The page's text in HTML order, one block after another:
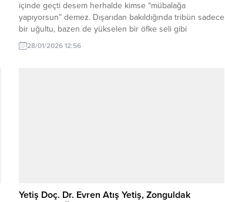
içinde geçti desem herhalde kimse “mübalağa
yapıyorsun” demez. Dışarıdan bakıldığında tribün sadece
bir uğultu, bazen de yükselen bir öfke seli gibi
görünebilir. Ama o kalabalığın içine girdiğinizde, hele ki
benim gibi elinizde kamerayla o seslere mecburen kulak
28/01/2026 12:56
Yetiş Doç. Dr. Evren Atış Yetiş, Zonguldak